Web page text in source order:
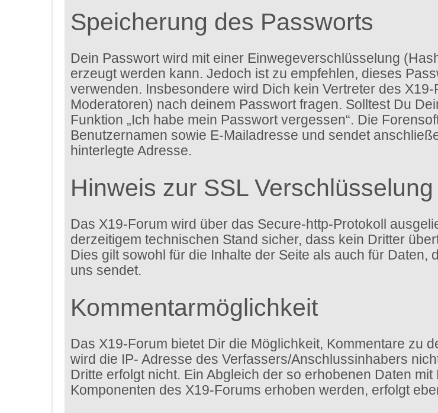
Speicherung des Passworts
Dein Passwort wird mit einer Einwegeverschlüsselung
erzeugt werden kann. Jedoch ist zu empfehlen, dieses
verwenden. Insbesondere wird Dich kein Vertreter des
Moderatoren) nach deinem Passwort fragen. Solltest Du
Funktion „Ich habe mein Passwort vergessen“. Die
Benutzernamen sowie E-Mailadresse und sendet
hinterlegte Adresse.
Hinweis zur SSL Verschlüsselung
Das X19-Forum wird über das Secure-http-Protokoll
derzeitigem technischen Stand sicher, dass kein Dritter
Dies gilt sowohl für die Inhalte der Seite als auch für
uns sendet.
Kommentarmöglichkeit
Das X19-Forum bietet Dir die Möglichkeit, Kommentare zu
wird die IP- Adresse des Verfassers/Anschlussinhabers
Dritte erfolgt nicht. Ein Abgleich der so erhobenen Daten
Komponenten des X19-Forums erhoben werden, erfolgt